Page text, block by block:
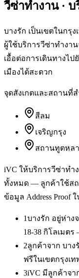
วีซ่าทำงาน· บ
บางรัก เป็นเขตในก
ผู้ใช้บริการวีซ่าทำงา
เอื้อต่อการเดินทางไ
เมืองได้สะดวก
จุดสังเกตและสถานที่
สีลม
เจริญกรุง
สถานทูตหล
iVC ให้บริการวีซ่าทำ
ทั้งหมด — ลูกค้าใช้สถ
ข้อมูล Address Proof
1บางรัก อยู่ห่าง
18-38 กิโลเมต
2ลูกค้าจาก บา
ฟรีในเขตกรุงเ
3iVC มีลูกค้าจา